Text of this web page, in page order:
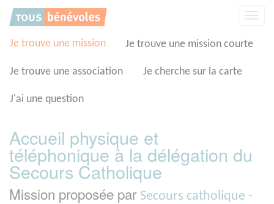
Je trouve une mission Je trouve une mission courte
Je trouve une association Je cherche sur la carte
J'ai une question
Accueil physique et
téléphonique à la délégation du
Secours Catholique
Mission proposée par Secours catholique -
Panneau de gestion des cookies